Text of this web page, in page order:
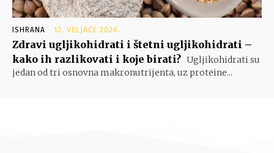
ISHRANA 12. VELJAČE 2026.
Zdravi ugljikohidrati i štetni ugljikohidrati –
kako ih razlikovati i koje birati? Ugljikohidrati su
jedan od tri osnovna makronutrijenta, uz proteine...